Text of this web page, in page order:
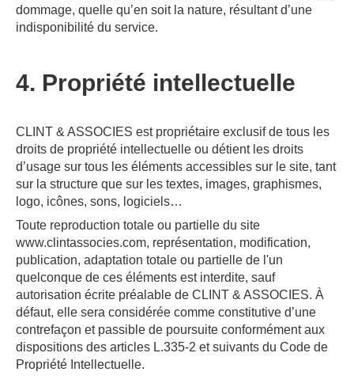
dommage, quelle qu’en soit la nature, résultant d’une
indisponibilité du service.
4. Propriété intellectuelle
CLINT & ASSOCIES est propriétaire exclusif de tous les
droits de propriété intellectuelle ou détient les droits
d’usage sur tous les éléments accessibles sur le site, tant
sur la structure que sur les textes, images, graphismes,
logo, icônes, sons, logiciels…
Toute reproduction totale ou partielle du site
www.clintassocies.com, représentation, modification,
publication, adaptation totale ou partielle de l'un
quelconque de ces éléments est interdite, sauf
autorisation écrite préalable de CLINT & ASSOCIES. À
défaut, elle sera considérée comme constitutive d’une
contrefaçon et passible de poursuite conformément aux
dispositions des articles L.335-2 et suivants du Code de
Propriété Intellectuelle.